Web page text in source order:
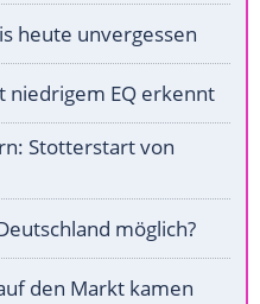
heute unvergessen
niedrigem EQ erkennt
Stotterstart von
möglich?
den Markt kamen